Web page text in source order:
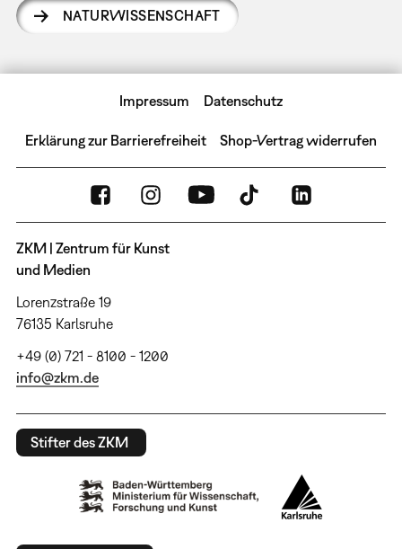
NATURWISSENSCHAFT
Impressum Datenschutz
Erklärung zur Barrierefreiheit Shop-Vertrag widerrufen
ZKM | Zentrum für Kunst
und Medien
Lorenzstraße 19
76135 Karlsruhe
+49 (0) 721 - 8100 - 1200
info@zkm.de
Stifter des ZKM